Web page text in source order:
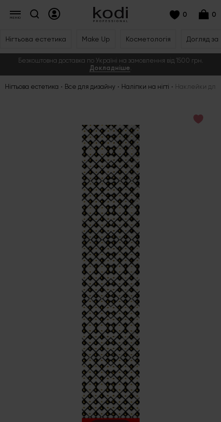
0 0
Нігтьова естетика Make Up Косметологія Догляд
Безкоштовна доставка по Україні на замовлення від 1500 грн.
Докладніше.
Нігтьова естетика Все для дизайну Наліпки на нігті Наклейки для